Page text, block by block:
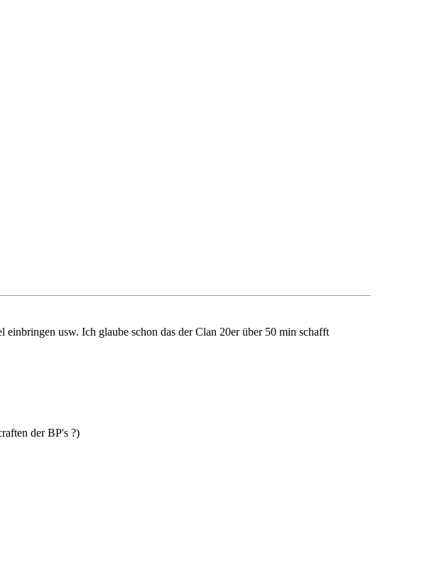
usw. Ich glaube schon das der Clan 20er über 50 min schafft
der BP's ?)